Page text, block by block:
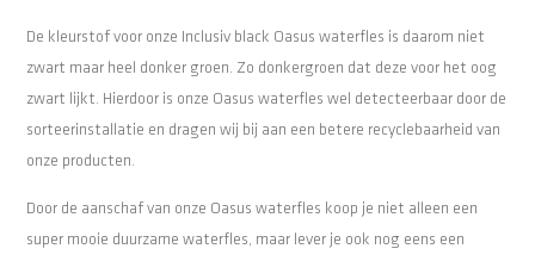
De kleurstof voor onze Inclusiv black Oasus waterfles is daarom niet
zwart maar heel donker groen. Zo donkergroen dat deze voor het oog
zwart lijkt. Hierdoor is onze Oasus waterfles wel detecteerbaar door de
sorteerinstallatie en dragen wij bij aan een betere recyclebaarheid van
onze producten.
Door de aanschaf van onze Oasus waterfles koop je niet alleen een
super mooie duurzame waterfles, maar lever je ook nog eens een